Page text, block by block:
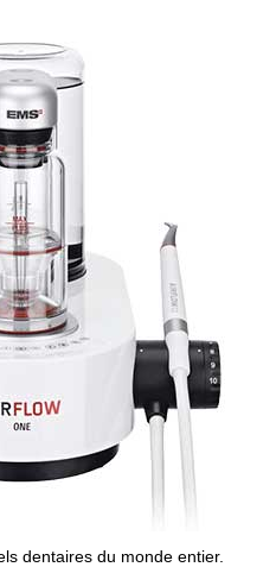
dentaires du monde entier.